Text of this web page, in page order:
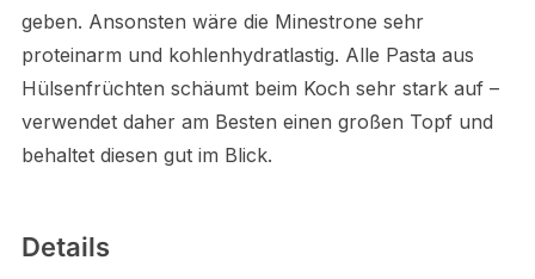
geben. Ansonsten wäre die Minestrone sehr
proteinarm und kohlenhydratlastig. Alle Pasta aus
Hülsenfrüchten schäumt beim Koch sehr stark auf –
verwendet daher am Besten einen großen Topf und
behaltet diesen gut im Blick.
Details